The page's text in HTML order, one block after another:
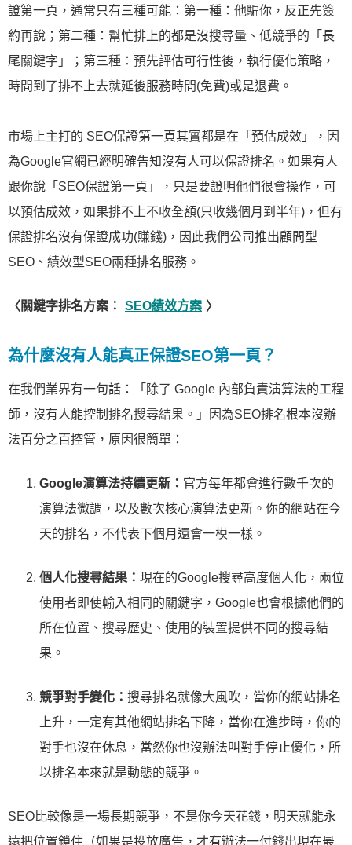
證第一頁，通常只有三種可能：第一種：他騙你，反正先簽
約再說；第二種：幫忙排上的都是沒搜尋量、低競爭的「長
尾關鍵字」；第三種：預先評估可行性後，執行優化策略，
時間到了排不上去就延後服務時間(免費)或是退費。
市場上主打的 SEO保證第一頁其實都是在「預估成效」，因
為Google官網已經明確告知沒有人可以保證排名。如果有人
跟你說「SEO保證第一頁」，只是要證明他們很會操作，可
以預估成效，如果排不上不收全額(只收幾個月到半年)，但有
保證排名沒有保證成功(賺錢)，因此我們公司推出顧問型
SEO、績效型SEO兩種排名服務。
〈關鍵字排名方案： SEO績效方案 〉
為什麼沒有人能真正保證SEO第一頁？
在我們業界有一句話：「除了 Google 內部負責演算法的工程
師，沒有人能控制排名搜尋結果。」因為SEO排名根本沒辦
法百分之百控管，原因很簡單：
Google演算法持續更新： 官方每年都會進行數千次的
演算法微調，以及數次核心演算法更新。你的網站在今
天的排名，不代表下個月還會一模一樣。
個人化搜尋結果： 現在的Google搜尋高度個人化，兩位
使用者即使輸入相同的關鍵字，Google也會根據他們的
所在位置、搜尋歷史、使用的裝置提供不同的搜尋結
果。
競爭對手變化： 搜尋排名就像大風吹，當你的網站排名
上升，一定有其他網站排名下降，當你在進步時，你的
對手也沒在休息，當然你也沒辦法叫對手停止優化，所
以排名本來就是動態的競爭。
SEO比較像是一場長期競爭，不是你今天花錢，明天就能永
遠把位置鎖住（如果是投放廣告，才有辦法一付錢出現在最